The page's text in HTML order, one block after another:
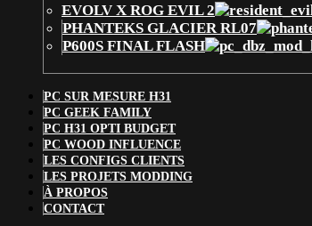
EVOLV X ROG EVIL 2
PHANTEKS GLACIER RL07
P600S FINAL FLASH
PC SUR MESURE H31
PC GEEK FAMILY
PC H31 OPTI BUDGET
PC WOOD INFLUENCE
LES CONFIGS CLIENTS
LES PROJETS MODDING
À PROPOS
CONTACT